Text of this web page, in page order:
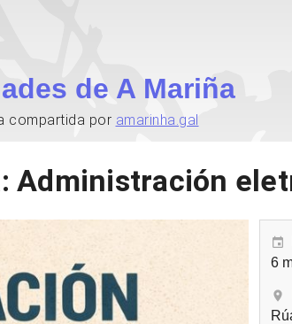
de A Mariña
compartida por amarinha.gal
Administración
6